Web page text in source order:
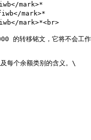
mark>*
mark>*
mark>*<br>
移铭文，它将不会工作
每个余额类别的含义。\